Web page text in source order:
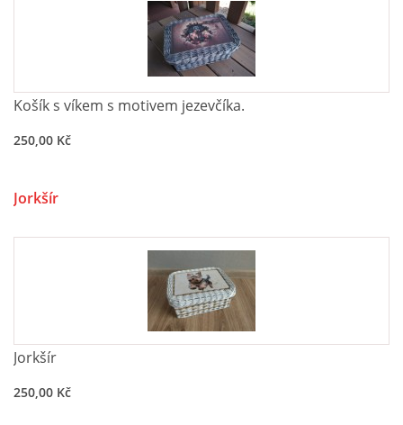
Košík s víkem s motivem jezevčíka.
250,00 Kč
Jorkšír
Jorkšír
250,00 Kč